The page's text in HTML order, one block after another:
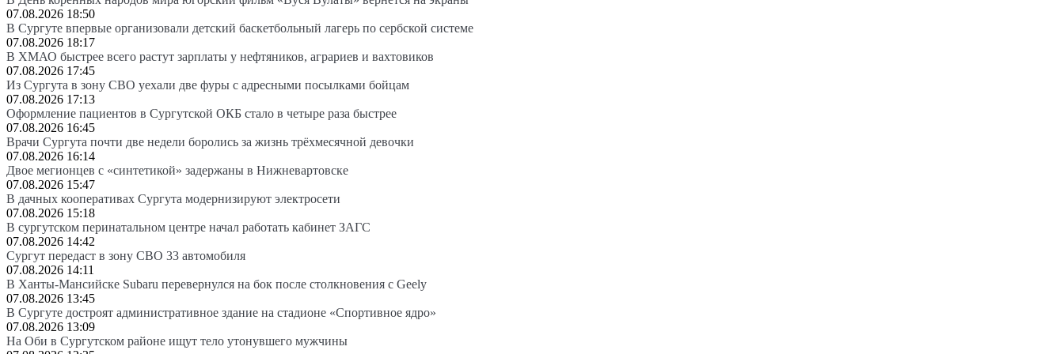
07.08.2026 18:50
В Сургуте впервые организовали детский баскетбольный лагерь по сербской системе
07.08.2026 18:17
В ХМАО быстрее всего растут зарплаты у нефтяников, аграриев и вахтовиков
07.08.2026 17:45
Из Сургута в зону СВО уехали две фуры с адресными посылками бойцам
07.08.2026 17:13
Оформление пациентов в Сургутской ОКБ стало в четыре раза быстрее
07.08.2026 16:45
Врачи Сургута почти две недели боролись за жизнь трёхмесячной девочки
07.08.2026 16:14
Двое мегионцев с «синтетикой» задержаны в Нижневартовске
07.08.2026 15:47
В дачных кооперативах Сургута модернизируют электросети
07.08.2026 15:18
В сургутском перинатальном центре начал работать кабинет ЗАГС
07.08.2026 14:42
Сургут передаст в зону СВО 33 автомобиля
07.08.2026 14:11
В Ханты-Мансийске Subaru перевернулся на бок после столкновения с Geely
07.08.2026 13:45
В Сургуте достроят административное здание на стадионе «Спортивное ядро»
07.08.2026 13:09
На Оби в Сургутском районе ищут тело утонувшего мужчины